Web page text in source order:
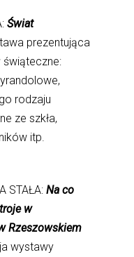
Świat
prezentująca
rodzaju
ze szkła,
itp.
STAŁA:Na co
w
Rzeszowskiem
wystawy